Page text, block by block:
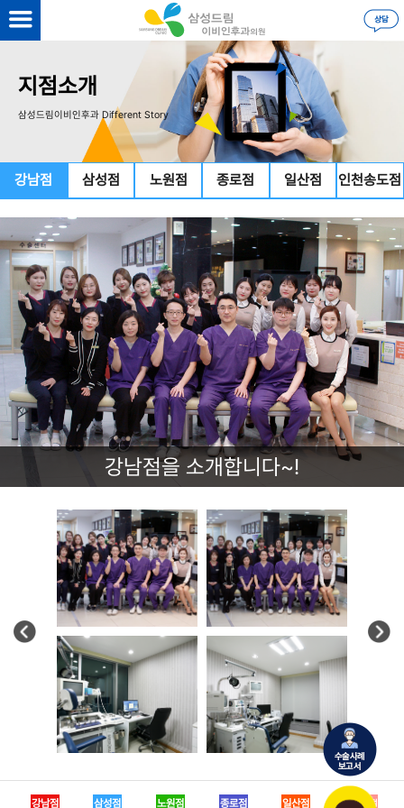
지점소개
삼성드림이비인후과 Different Story
강남점 삼성점 노원점 종로점 일산점 인천송도점
강남점을 소개합니다~!
강남점 삼성점 노원점 종로점 일산점 인천송도점